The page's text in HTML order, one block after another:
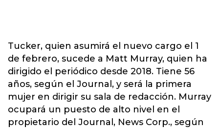
Tucker, quien asumirá el nuevo cargo el 1
de febrero, sucede a Matt Murray, quien ha
dirigido el periódico desde 2018. Tiene 56
años, según el Journal, y será la primera
mujer en dirigir su sala de redacción. Murray
ocupará un puesto de alto nivel en el
propietario del Journal, News Corp., según